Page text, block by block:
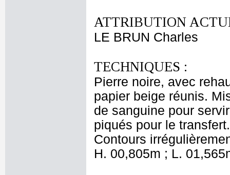
ATTRIBUTION
LE BRUN Charles
TECHNIQUES :
Pierre noire, avec
papier beige réunis.
de sanguine pour
piqués pour le
Contours
H. 00,805m ; L.